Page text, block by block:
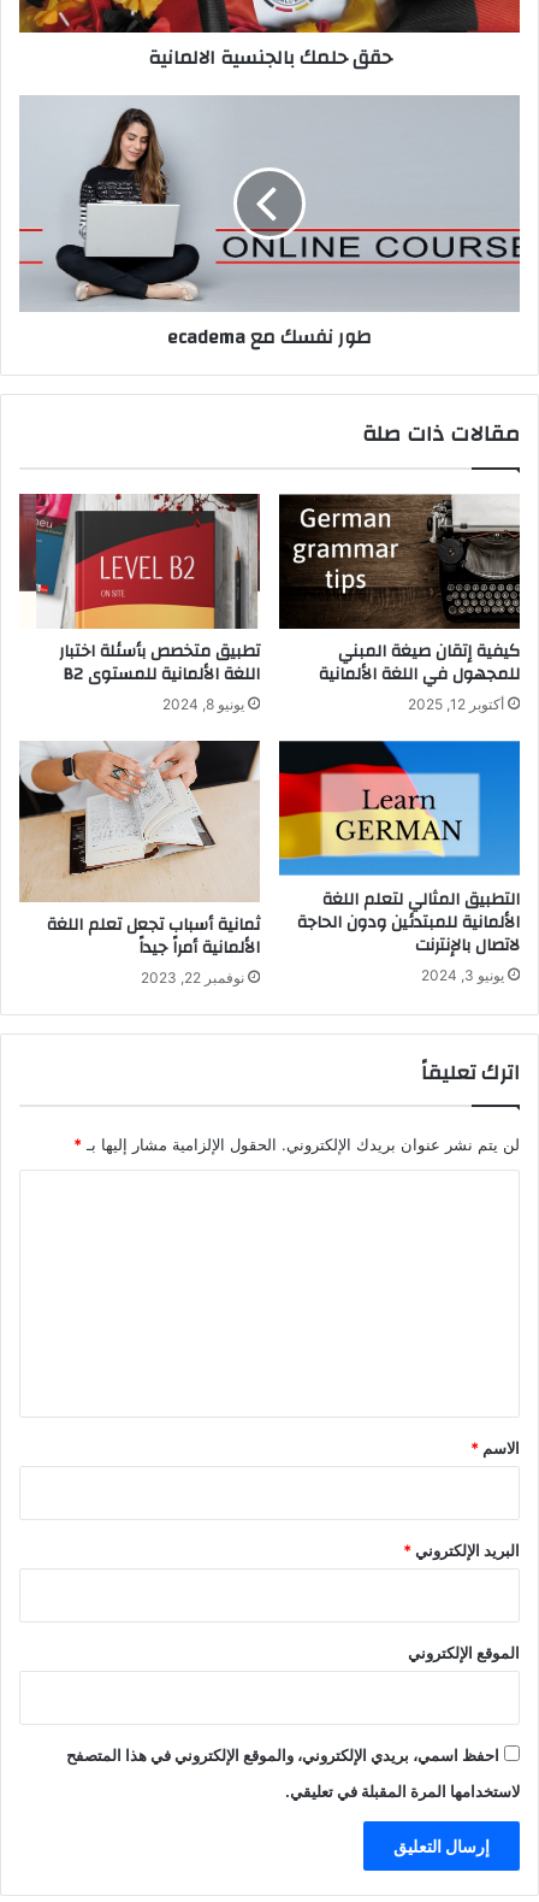
حقق حلمك بالجنسية الالمانية
طور نفسك مع ecadema
مقالات ذات صلة
كيفية إتقان صيغة المبني
للمجهول في اللغة الألمانية
أكتوبر 12, 2025
تطبيق متخصص بأسئلة اختبار
اللغة الألمانية للمستوى B2
يونيو 8, 2024
التطبيق المثالي لتعلم اللغة
الألمانية للمبتدئين ودون الحاجة
لاتصال بالإنترنت
يونيو 3, 2024
ثمانية أسباب تجعل تعلم اللغة
الألمانية أمراً جيداً
نوفمبر 22, 2023
اترك تعليقاً
لن يتم نشر عنوان بريدك الإلكتروني. الحقول الإلزامية مشار إليها بـ *
*
الاسم *
البريد الإلكتروني*
الموقع الإلكتروني
احفظ اسمي، بريدي الإلكتروني، والموقع الإلكتروني في هذا المتصفح
لاستخدامها المرة المقبلة في تعليقي.